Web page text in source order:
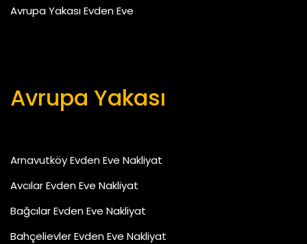
Avrupa Yakası Evden Eve
Avrupa Yakası
Arnavutköy Evden Eve Nakliyat
Avcılar Evden Eve Nakliyat
Bağcılar Evden Eve Nakliyat
Bahçelievler Evden Eve Nakliyat